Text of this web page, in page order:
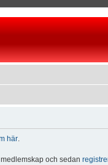
här.
och sedan